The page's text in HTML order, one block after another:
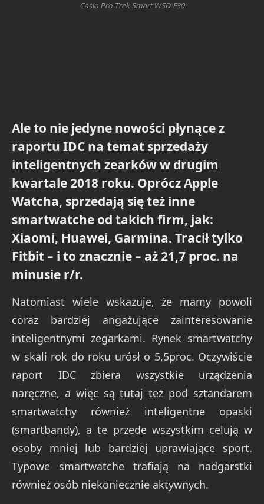
Casio Pro Trek Smart WSD-F30
Ale to nie jedyne nowości płynące z
raportu IDC na temat sprzedaży
inteligentnych zearków w drugim
kwartale 2018 roku. Oprócz Apple
Watcha, sprzedają się też inne
smartwatche od takich firm, jak:
Xiaomi, Huawei, Garmina. Tracił tylko
Fitbit – i to znacznie – aż 21,7 proc. na
minusie r/r.
Natomiast wiele wskazuje, że mamy powoli
coraz bardziej angażujące zainteresowanie
inteligentnymi zegarkami. Rynek smartwatchy
w skali rok do roku urósł o 5,5proc. Oczywiście
raport IDC zbiera wszystkie urządzenia
naręczne, a więc są tutaj też pod sztandarem
smartwatchy również inteligentne opaski
(smartbandy), a te przede wszystkim celują w
osoby mniej lub bardziej uprawiające sport.
Typowe smartwatche trafiają na nadgarstki
również osób niekoniecznie aktywnych.